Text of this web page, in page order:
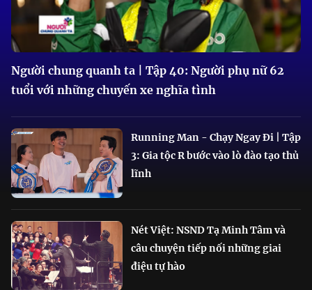
Người chung quanh ta | Tập 40: Người phụ nữ 62
tuổi với những chuyến xe nghĩa tình
Running Man - Chạy Ngay Đi | Tập
3: Gia tộc R bước vào lò đào tạo thủ
lĩnh
Nét Việt: NSND Tạ Minh Tâm và
câu chuyện tiếp nối những giai
điệu tự hào